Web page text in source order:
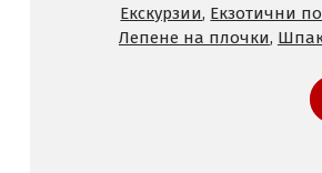
Екскурзии, Екзотични
Лепене на плочки,